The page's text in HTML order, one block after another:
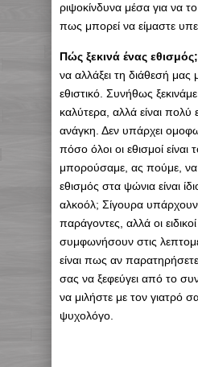
ριψοκίνδυνα μέσα για να
πως μπορεί να είμαστε
Πώς ξεκινά ένας εθισμός;
να αλλάξει τη διάθεσή μας
εθιστικό. Συνήθως
καλύτερα, αλλά είναι πολύ
ανάγκη. Δεν υπάρχει
πόσο όλοι οι εθισμοί είναι
μπορούσαμε, ας πούμε,
εθισμός στα ψώνια είναι
αλκοόλ; Σίγουρα υπάρχουν
παράγοντες, αλλά οι
συμφωνήσουν στις
είναι πως αν
σας να ξεφεύγει από το
να μιλήστε με τον γιατρό
ψυχολόγο.